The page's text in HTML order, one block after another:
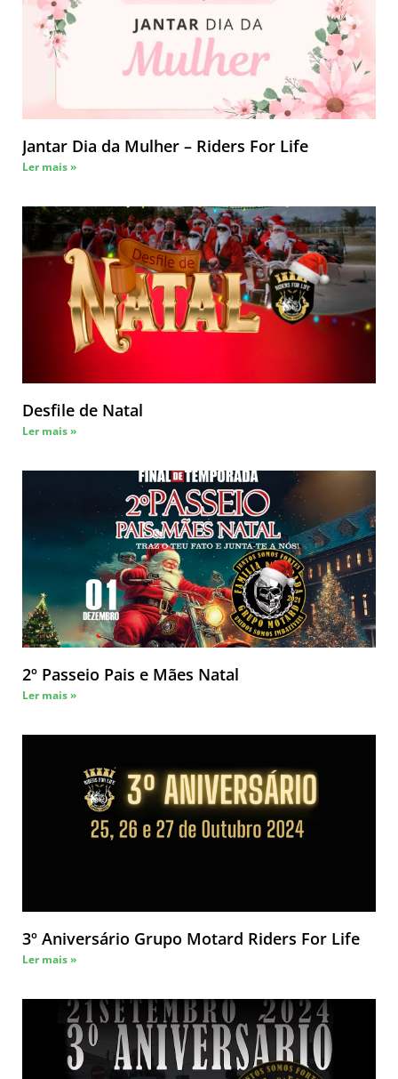
Jantar Dia da Mulher – Riders For Life
Ler mais »
Desfile de Natal
Ler mais »
2º Passeio Pais e Mães Natal
Ler mais »
3º Aniversário Grupo Motard Riders For Life
Ler mais »